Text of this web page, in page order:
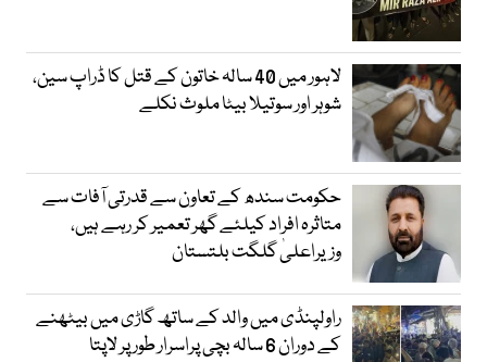
لاہور میں 40 سالہ خاتون کے قتل کا ڈراپ سین،
شوہر اور سوتیلا بیٹا ملوث نکلے
حکومت سندھ کے تعاون سے قدرتی آفات سے
متاثرہ افراد کیلئے گھر تعمیر کر رہے ہیں،
وزیراعلیٰ گلگت بلتستان
راولپنڈی میں والد کے ساتھ گاڑی میں بیٹھنے
کے دوران 6 سالہ بچی پراسرار طور پر لاپتا